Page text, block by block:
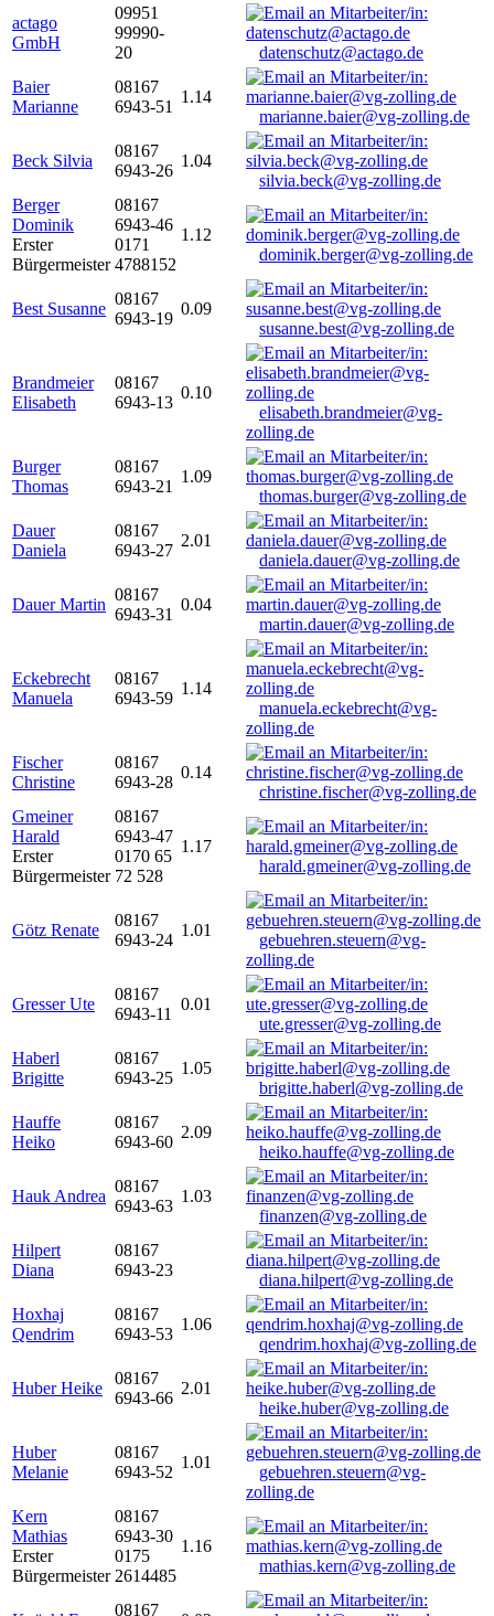
actago
GmbH
09951
99990-
20
datenschutz@actago.de
Baier
Marianne
08167
6943-51
1.14
marianne.baier@vg-zolling.de
Beck Silvia
08167
6943-26
1.04
silvia.beck@vg-zolling.de
Berger
Dominik
Erster
Bürgermeister
08167
6943-46
0171
4788152
1.12
dominik.berger@vg-zolling.de
Best Susanne
08167
6943-19
0.09
susanne.best@vg-zolling.de
Brandmeier
Elisabeth
08167
6943-13
0.10
elisabeth.brandmeier@vg-
zolling.de
Burger
Thomas
08167
6943-21
1.09
thomas.burger@vg-zolling.de
Dauer
Daniela
08167
6943-27
2.01
daniela.dauer@vg-zolling.de
Dauer Martin
08167
6943-31
0.04
martin.dauer@vg-zolling.de
Eckebrecht
Manuela
08167
6943-59
1.14
manuela.eckebrecht@vg-
zolling.de
Fischer
Christine
08167
6943-28
0.14
christine.fischer@vg-zolling.de
Gmeiner
Harald
Erster
Bürgermeister
08167
6943-47
0170 65
72 528
1.17
harald.gmeiner@vg-zolling.de
Götz Renate
08167
6943-24
1.01
gebuehren.steuern@vg-
zolling.de
Gresser Ute
08167
6943-11
0.01
ute.gresser@vg-zolling.de
Haberl
Brigitte
08167
6943-25
1.05
brigitte.haberl@vg-zolling.de
Hauffe
Heiko
08167
6943-60
2.09
heiko.hauffe@vg-zolling.de
Hauk Andrea
08167
6943-63
1.03
finanzen@vg-zolling.de
Hilpert
Diana
08167
6943-23
diana.hilpert@vg-zolling.de
Hoxhaj
Qendrim
08167
6943-53
1.06
qendrim.hoxhaj@vg-zolling.de
Huber Heike
08167
6943-66
2.01
heike.huber@vg-zolling.de
Huber
Melanie
08167
6943-52
1.01
gebuehren.steuern@vg-
zolling.de
Kern
Mathias
Erster
Bürgermeister
08167
6943-30
0175
2614485
1.16
mathias.kern@vg-zolling.de
08167